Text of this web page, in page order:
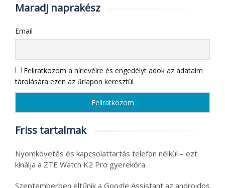
Maradj naprakész
Email
Feliratkozom a hírlevélre és engedélyt adok az adataim
tárolására ezen az űrlapon keresztül
Friss tartalmak
Nyomkövetés és kapcsolattartás telefon nélkül – ezt
kínálja a ZTE Watch K2 Pro gyerekóra
Szeptemberben eltűnik a Google Assistant az androidos